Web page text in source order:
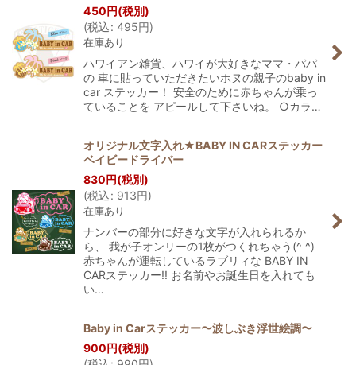
450円(税別)
(税込: 495円)
在庫あり
ハワイアン雑貨、ハワイが大好きなママ・パパ
の 車に貼っていただきたいホヌの親子のbaby in
car ステッカー！ 安全のために赤ちゃんが乗っ
ていることを アピールして下さいね。 ○カラ…
オリジナル文字入れ★BABY IN CARステッカー
ベイビードライバー
830円(税別)
(税込: 913円)
在庫あり
ナンバーの部分に好きな文字が入れられるか
ら、 我が子オンリーの1枚がつくれちゃう(^ ^)
赤ちゃんが運転しているラブリィな BABY IN
CARステッカー!! お名前やお誕生日を入れても
い…
Baby in Carステッカー〜波しぶき浮世絵調〜
900円(税別)